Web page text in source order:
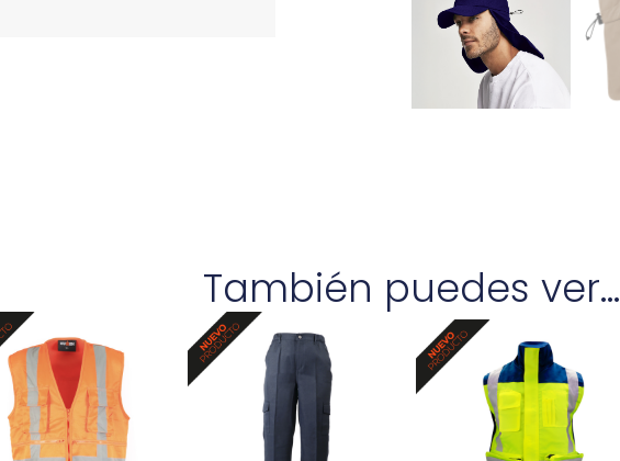
También puedes ver...